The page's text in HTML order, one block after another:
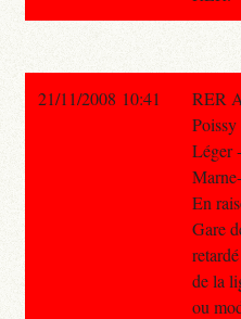
21/11/2008 10:41
RER
Léger -
En
Gare
de la
ou